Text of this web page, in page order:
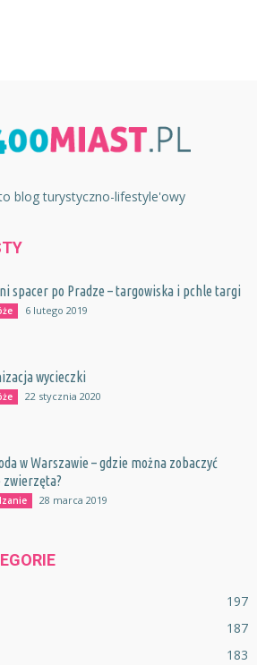
blog turystyczno-lifestyle'owy
spacer po Pradze – targowiska i pchle targi
6 lutego 2019
wycieczki
22 stycznia 2020
w Warszawie – gdzie można zobaczyć
28 marca 2019
197
187
183